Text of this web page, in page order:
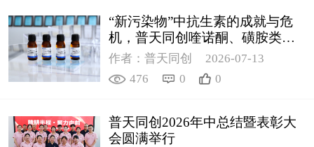
“新污染物”中抗生素的成就与危
机，普天同创喹诺酮、磺胺类质
控新品筑牢环境安全防线
作者：普天同创
2026-07-13
476
0 0
普天同创2026年中总结暨表彰大
会圆满举行